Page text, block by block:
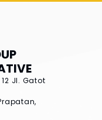
Jl. Gatot